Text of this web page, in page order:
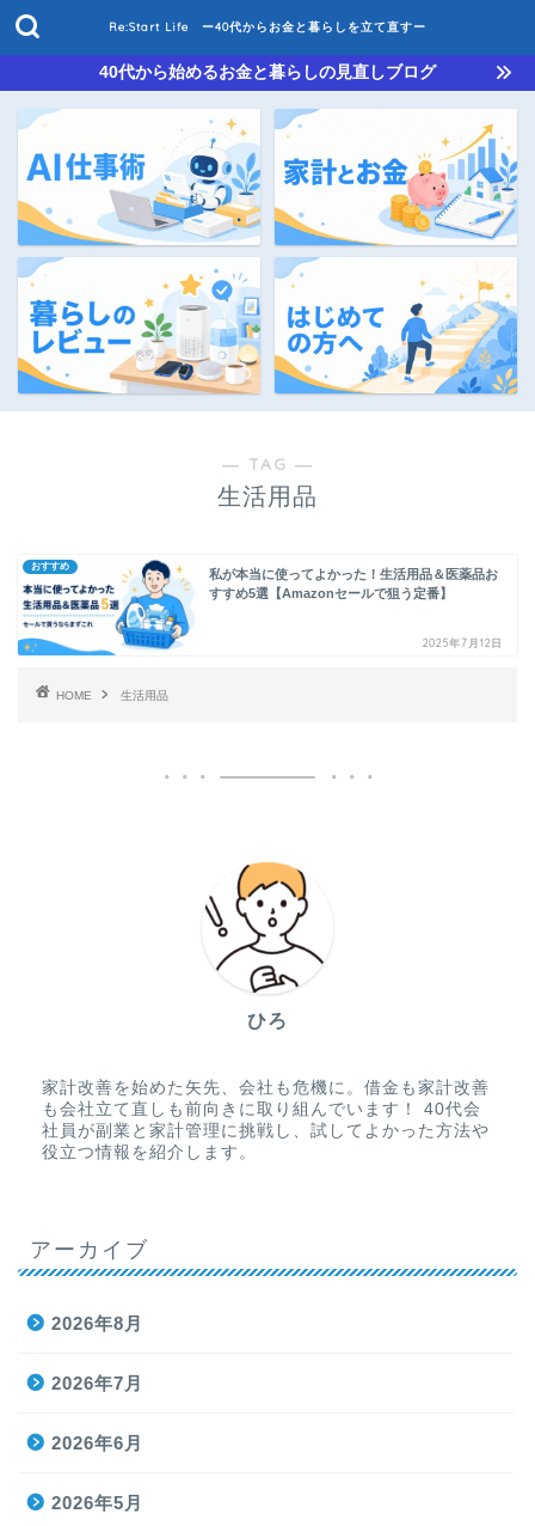
Re:Start Life ー40代からお金と暮らしを立て直すー
40代から始めるお金と暮らしの見直しブログ
― TAG ―
生活用品
おすすめ
私が本当に使ってよかった！生活用品＆医薬品お
すすめ5選【Amazonセールで狙う定番】
2025年7月12日
HOME 生活用品
ひろ
家計改善を始めた矢先、会社も危機に。借金も家計改善
も会社立て直しも前向きに取り組んでいます！ 40代会
社員が副業と家計管理に挑戦し、試してよかった方法や
役立つ情報を紹介します。
アーカイブ
2026年8月
2026年7月
2026年6月
2026年5月